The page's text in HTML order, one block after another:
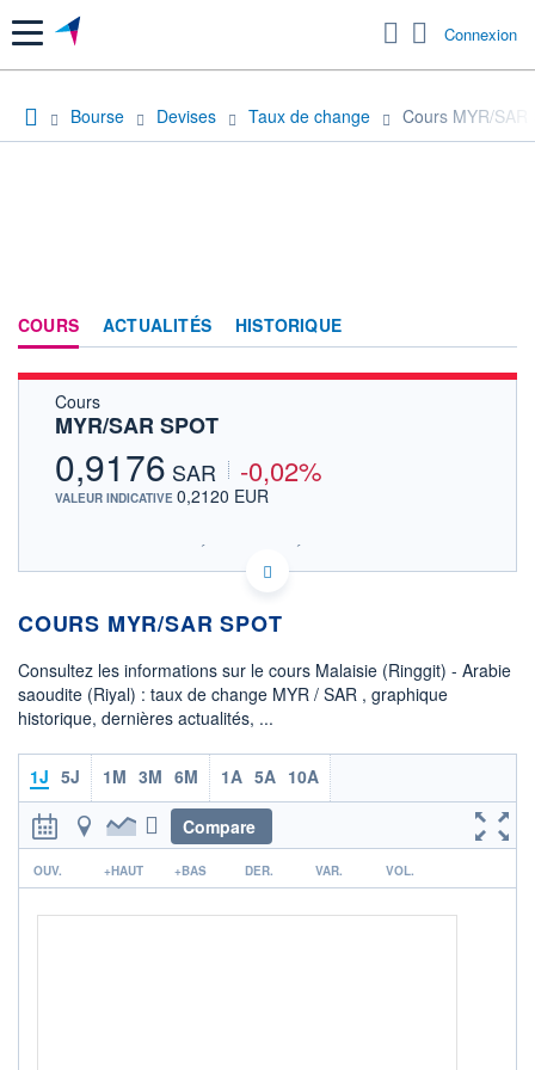
Menu Connexion
Bourse Devises Taux de change Cours MYR/SAR
COURS ACTUALITÉS HISTORIQUE
Cours
MYR/SAR SPOT
0,9176 SAR -0,02%
VALEUR INDICATIVE 0,2120 EUR
SIX - FOREX 2 DONNÉES TEMPS RÉEL
Politique d'exécution
08h55
0,918
OUVERTURE
0,9179
CLÔTURE VEILLE
0,9186 0,9169
COURS MYR/SAR SPOT
Consultez les informations sur le cours Malaisie (Ringgit) - Arabie
saoudite (Riyal) : taux de change MYR / SAR , graphique
historique, dernières actualités, ...
1J 5J 1M 3M 6M 1A 5A 10A
Compare
r
OUV. +HAUT +BAS DER. VAR. VOL.